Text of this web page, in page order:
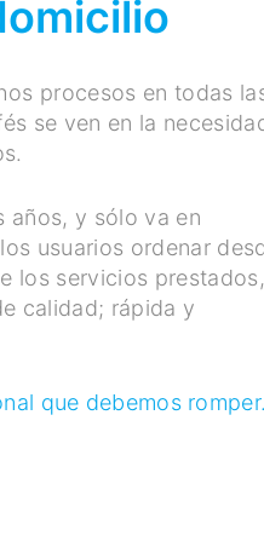
procesos en todas
se ven en la
años, y sólo va en
usuarios ordenar
los servicios
calidad; rápida y
que debemos